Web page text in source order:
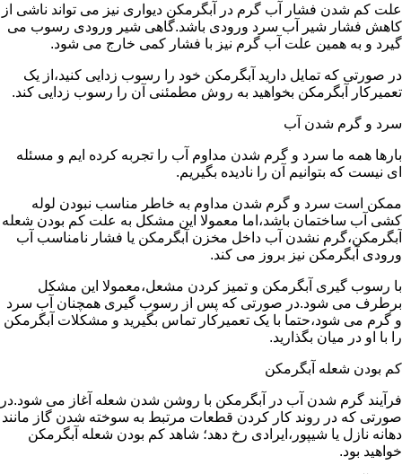
علت کم شدن فشار آب گرم در آبگرمکن دیواری نیز می تواند ناشی از
کاهش فشار شیر آب سرد ورودی باشد.گاهی شیر ورودی رسوب می
گیرد و به همین علت آب گرم نیز با فشار کمی خارج می شود.
در صورتی که تمایل دارید آبگرمکن خود را رسوب زدایی کنید،از یک
تعمیرکار آبگرمکن بخواهید به روش مطمئنی آن را رسوب زدایی کند.
سرد و گرم شدن آب
بارها همه ما سرد و گرم شدن مداوم آب را تجربه کرده ایم و مسئله
ای نیست که بتوانیم آن را نادیده بگیریم.
ممکن است سرد و گرم شدن مداوم به خاطر مناسب نبودن لوله
کشی آب ساختمان باشد،اما معمولا این مشکل به علت کم بودن شعله
آبگرمکن،گرم نشدن آب داخل مخزن آبگرمکن یا فشار نامناسب آب
ورودی آبگرمکن نیز بروز می کند.
با رسوب گیری آبگرمکن و تمیز کردن مشعل،معمولا این مشکل
برطرف می شود.در صورتی که پس از رسوب گیری همچنان آب سرد
و گرم می شود،حتما با یک تعمیرکار تماس بگیرید و مشکلات آبگرمکن
را با او در میان بگذارید.
کم بودن شعله آبگرمکن
فرآیند گرم شدن آب در آبگرمکن با روشن شدن شعله آغاز می شود.در
صورتی که در روند کار کردن قطعات مرتبط به سوخته شدن گاز مانند
دهانه نازل یا شیپور،ایرادی رخ دهد؛ شاهد کم بودن شعله آبگرمکن
خواهید بود.